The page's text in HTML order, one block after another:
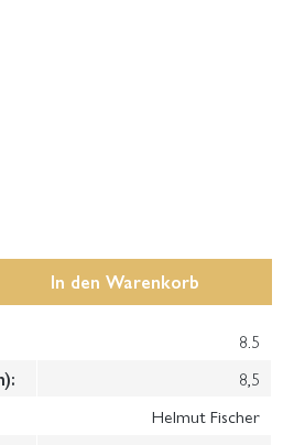
In den Warenkorb
8.5
8,5
Helmut Fischer